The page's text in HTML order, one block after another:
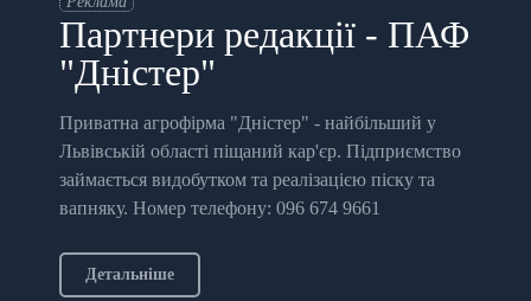
Партнери редакції - ПАФ
"Дністер"
Приватна агрофірма "Дністер" - найбільший у
Львівській області піщаний кар'єр. Підприємство
займається видобутком та реалізацією піску та
вапняку. Номер телефону: 096 674 9661
Детальніше